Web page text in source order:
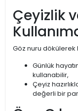
Çeyizlik
Göz nuru dökülerek
Günlük
kullanabilir,
Çeyiz
değerli bir